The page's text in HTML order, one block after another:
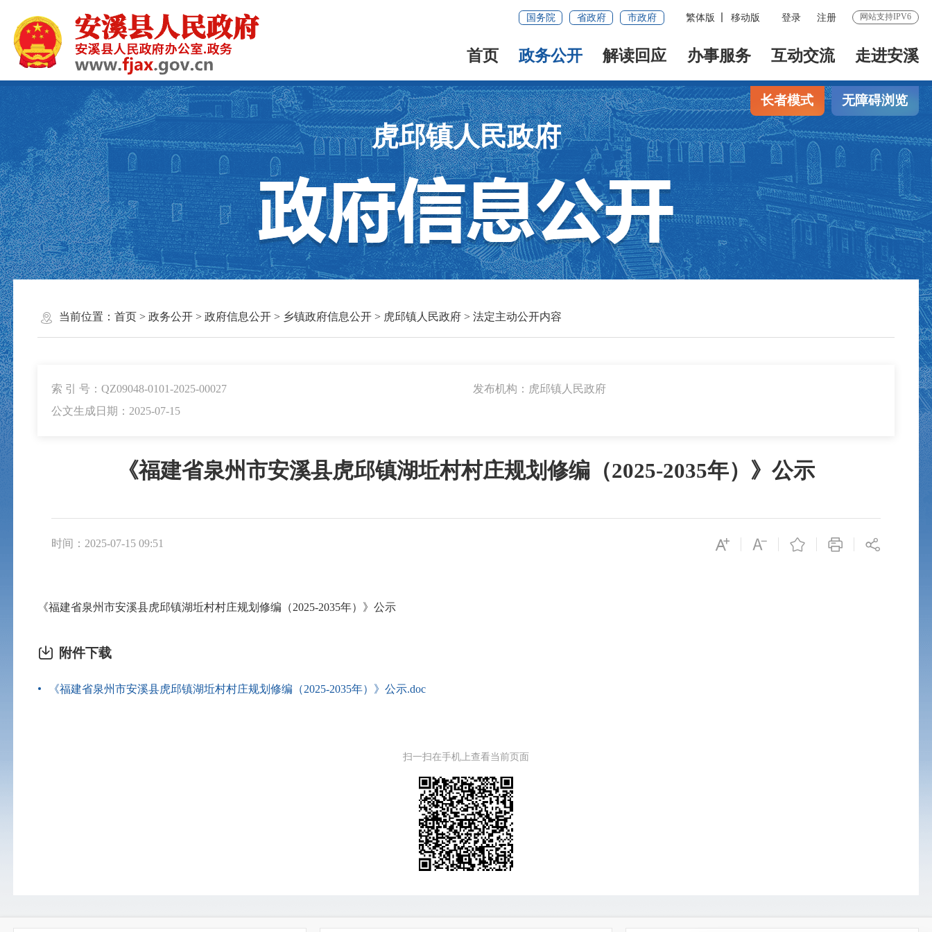
国务院 省政府 市政府 繁体版 移动版 登录 注册 网站支持IPV6
首页 政务公开 解读回应 办事服务 互动交流 走进安溪
长者模式 无障碍浏览
虎邱镇人民政府
当前位置： 首页> 政务公开> 政府信息公开> 乡镇政府信息公开> 虎邱镇人民政府> 法定主动公开内容
索 引 号：QZ09048-0101-2025-00027
发布机构：虎邱镇人民政府
公文生成日期：2025-07-15
《福建省泉州市安溪县虎邱镇湖坵村村庄规划修编（2025-2035年）》公示
时间：2025-07-15 09:51
《福建省泉州市安溪县虎邱镇湖坵村村庄规划修编（2025-2035年）》公示
附件下载
《福建省泉州市安溪县虎邱镇湖坵村村庄规划修编（2025-2035年）》公示.doc
扫一扫在手机上查看当前页面